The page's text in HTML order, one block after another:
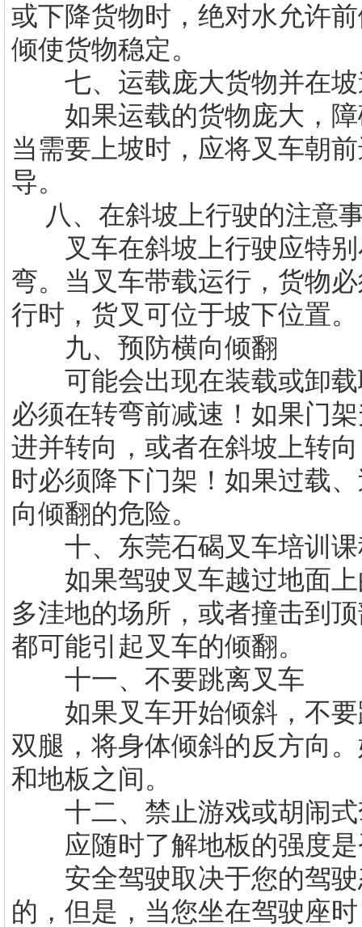
或下降货物时，绝对水允许
倾使货物稳定。
七、运载庞大货物并在
如果运载的货物庞大，障
当需要上坡时，应将叉车朝
导。
八、在斜坡上行驶的注意
叉车在斜坡上行驶应特别
弯。当叉车带载运行，货物
行时，货叉可位于坡下位置
九、预防横向倾翻
可能会出现在装载或卸载
必须在转弯前减速！如果门
进并转向，或者在斜坡上转
时必须降下门架！如果过载
向倾翻的危险。
十、 东莞石碣叉车培训
如果驾驶叉车越过地面上
多洼地的场所，或者撞击到
都可能引起叉车的倾翻。
十一、不要跳离叉车
如果叉车开始倾斜，不要
双腿，将身体倾斜的反方向
和地板之间。
十二、禁止游戏或胡闹式
应随时了解地板的强度是
安全驾驶取决于您的驾驶
的，但是，当您坐在驾驶座